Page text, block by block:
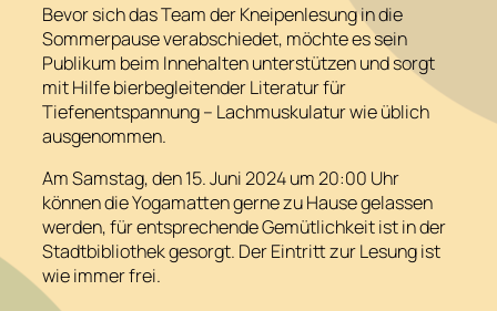
Bevor sich das Team der Kneipenlesung in die
Sommerpause verabschiedet, möchte es sein
Publikum beim Innehalten unterstützen und sorgt
mit Hilfe bierbegleitender Literatur für
Tiefenentspannung – Lachmuskulatur wie üblich
ausgenommen.
Am Samstag, den 15. Juni 2024 um 20:00 Uhr
können die Yogamatten gerne zu Hause gelassen
werden, für entsprechende Gemütlichkeit ist in der
Stadtbibliothek gesorgt. Der Eintritt zur Lesung ist
wie immer frei.